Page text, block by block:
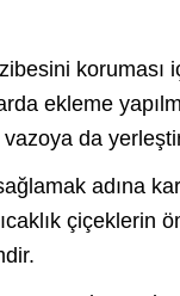
ekleme
da
adına
çiçeklerin